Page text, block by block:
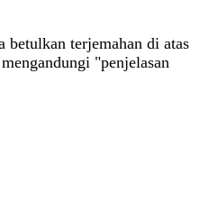
betulkan terjemahan di atas
"penjelasan